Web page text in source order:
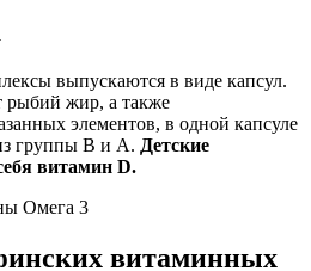
выпускаются в виде капсул.
рыбий жир, а также
элементов, в одной капсуле
группы В и А. Детские
витамин D.
витаминных